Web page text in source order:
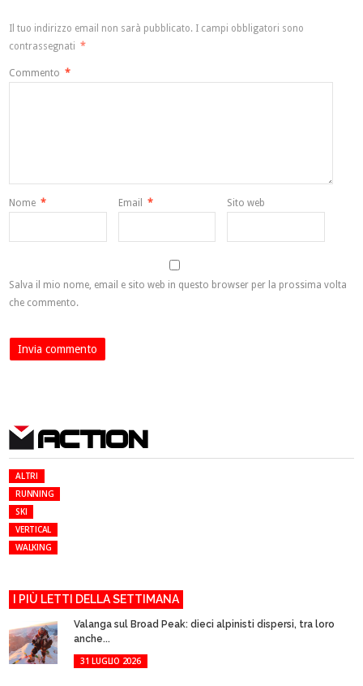
Il tuo indirizzo email non sarà pubblicato. I campi obbligatori sono
contrassegnati *
Commento *
Nome * Email * Sito web
Salva il mio nome, email e sito web in questo browser per la prossima volta
che commento.
ACTION
ALTRI
RUNNING
SKI
VERTICAL
WALKING
I PIÙ LETTI DELLA SETTIMANA
Valanga sul Broad Peak: dieci alpinisti dispersi, tra loro
anche...
31 LUGLIO 2026